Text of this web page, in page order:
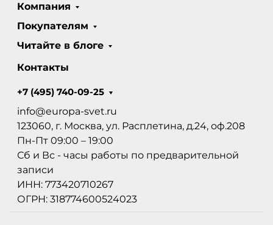
Компания
Покупателям
Читайте в блоге
Контакты
+7 (495) 740-09-25
info@europa-svet.ru
123060, г. Москва, ул. Расплетина, д.24, оф.208
Пн-Пт 09:00 – 19:00
Сб и Вс - часы работы по предварительной
записи
ИНН: 773420710267
ОГРН: 318774600524023